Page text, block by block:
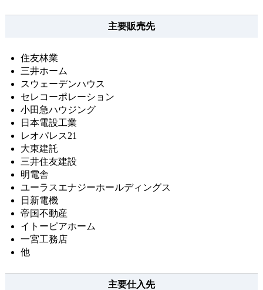
主要販売先
住友林業
三井ホーム
スウェーデンハウス
セレコーポレーション
小田急ハウジング
日本電設工業
レオパレス21
大東建託
三井住友建設
明電舎
ユーラスエナジーホールディングス
日新電機
帝国不動産
イトーピアホーム
一宮工務店
他
主要仕入先